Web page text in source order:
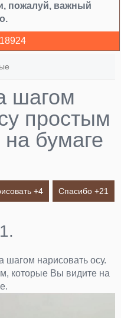
пожалуй, важный
18924
шагом
простым
бумаге
+4 Спасибо +21
шагом нарисовать осу.
которые Вы видите на